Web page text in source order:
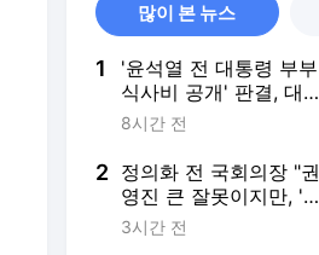
많이 본 뉴스
1
'윤석열 전 대통령 부부
식사비 공개' 판결, 대법
파기환송…"이관 자료"
8시간 전
2 정의화 전 국회의장 "권
영진 큰 잘못이지만, '관
용'이 당을 위한 길"
3시간 전